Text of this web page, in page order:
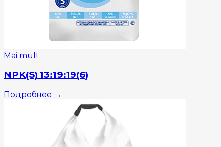
Mai mult
NPK(S) 13:19:19(6)
Подробнее →